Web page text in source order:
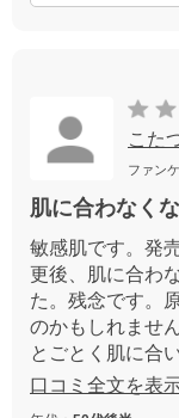
こた
ファン
肌に合わなく
敏感肌です。発
更後、肌に合わ
た。残念です。
のかもしれませ
とごとく肌に合
もあるかもしれ
口コミ全文を表